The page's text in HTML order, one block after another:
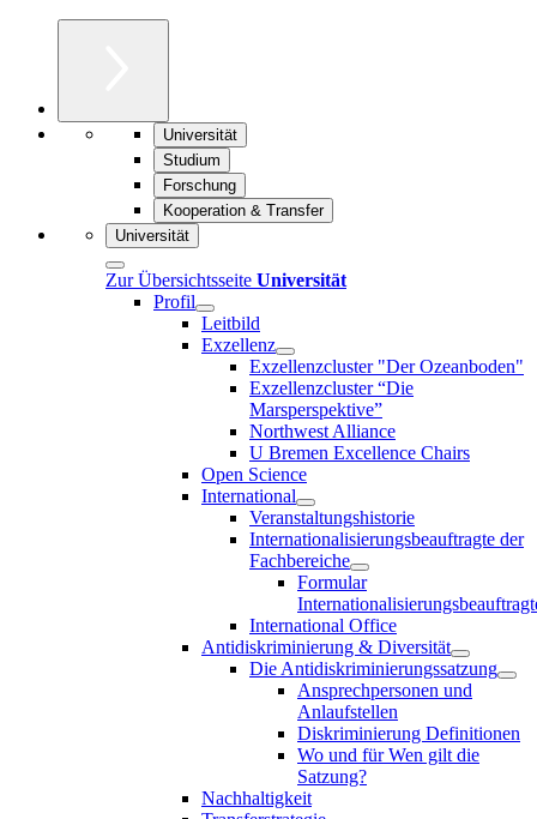
Universität
Studium
Forschung
Kooperation & Transfer
Universität
Zur Übersichtsseite Universität
Profil
Leitbild
Exzellenz
Exzellenzcluster "Der Ozeanboden"
Exzellenzcluster “Die
Marsperspektive”
Northwest Alliance
U Bremen Excellence Chairs
Open Science
International
Veranstaltungshistorie
Internationalisierungsbeauftragte der
Fachbereiche
Formular
International Office
Antidiskriminierung & Diversität
Die Antidiskriminierungssatzung
Ansprechpersonen und
Anlaufstellen
Diskriminierung Definitionen
Wo und für Wen gilt die
Satzung?
Nachhaltigkeit